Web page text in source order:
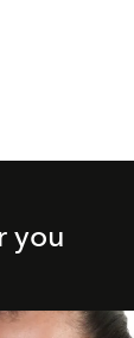
you